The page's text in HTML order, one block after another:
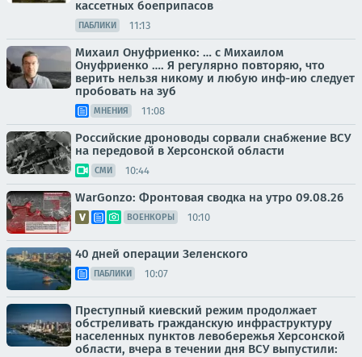
кассетных боеприпасов
ПАБЛИКИ 11:13
Михаил Онуфриенко: … с Михаилом
Онуфриенко …. Я регулярно повторяю, что
верить нельзя никому и любую инф-ию следует
пробовать на зуб
МНЕНИЯ 11:08
Российские дроноводы сорвали снабжение ВСУ
на передовой в Херсонской области
СМИ 10:44
WarGonzo: Фронтовая сводка на утро 09.08.26
ВОЕНКОРЫ 10:10
40 дней операции Зеленского
ПАБЛИКИ 10:07
Преступный киевский режим продолжает
обстреливать гражданскую инфраструктуру
населенных пунктов левобережья Херсонской
области, вчера в течении дня ВСУ выпустили: